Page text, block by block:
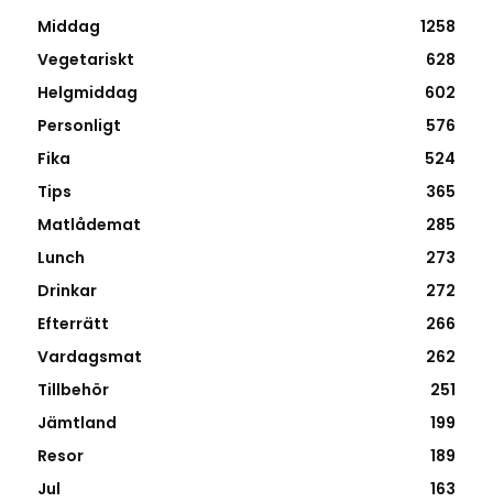
Middag
1258
Vegetariskt
628
Helgmiddag
602
Personligt
576
Fika
524
Tips
365
Matlådemat
285
Lunch
273
Drinkar
272
Efterrätt
266
Vardagsmat
262
Tillbehör
251
Jämtland
199
Resor
189
Jul
163